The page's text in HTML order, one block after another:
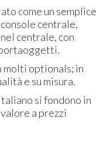
come un semplice
centrale,
centrale, con
molti optionals; in
e su misura.
si fondono in
a prezzi